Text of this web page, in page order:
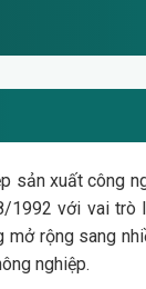
sản xuất công
với vai
rộng sang
nghiệp.